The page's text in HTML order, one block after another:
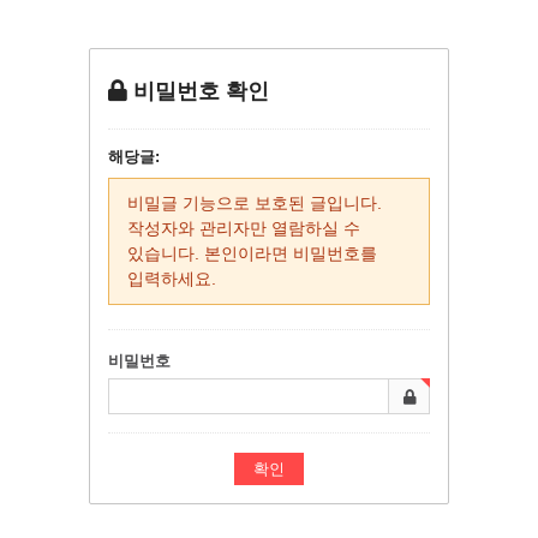
비밀번호 확인
해당글:
비밀글 기능으로 보호된 글입니다.
작성자와 관리자만 열람하실 수
있습니다. 본인이라면 비밀번호를
입력하세요.
비밀번호